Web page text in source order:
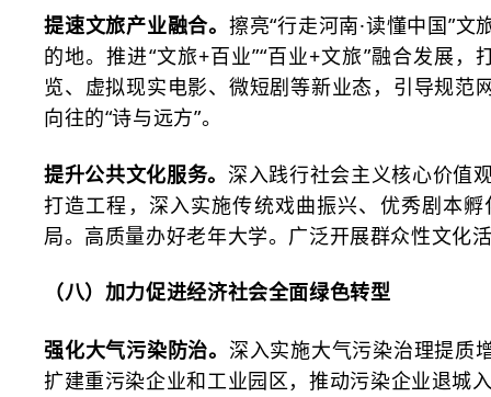
提速文旅产业融合。 擦亮“行走河南·读懂中国”
的地。推进“文旅+百业”“百业+文旅”融合发展
览、虚拟现实电影、微短剧等新业态，引导规范
向往的“诗与远方”。
提升公共文化服务。 深入践行社会主义核心价值
打造工程，深入实施传统戏曲振兴、优秀剧本
局。高质量办好老年大学。广泛开展群众性文化
（八）加力促进经济社会全面绿色转型
强化大气污染防治。 深入实施大气污染治理提质
扩建重污染企业和工业园区，推动污染企业退城